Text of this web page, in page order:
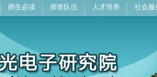
师生必读 师资队伍 人才培养 社会服